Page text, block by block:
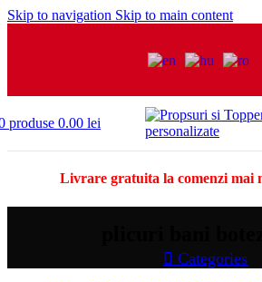
Skip to navigation Skip to main content
produse 0.00 lei
Livrare gratuita la comenzi mai
Categories